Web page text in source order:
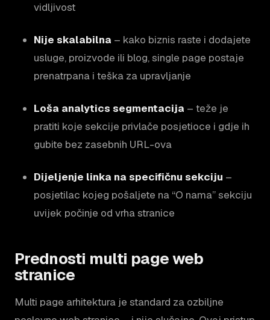
vidljivost
Nije skalabilna – kako biznis raste i dodajete
usluge, proizvode ili blog, single page postaje
prenatrpana i teška za upravljanje
Loša analytics segmentacija – teže je
pratiti koje sekcije privlače posjetioce i gdje ih
gubite bez zasebnih URL-ova
Dijeljenje linka na specifičnu sekciju –
posjetilac kojeg pošaljete na “O nama” sekciju
uvijek počinje od vrha stranice
Prednosti multi page web
stranice
Multi page arhitektura je standard za ozbiljne